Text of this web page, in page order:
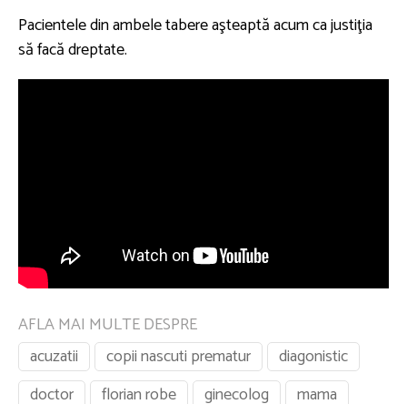
Pacientele din ambele tabere aşteaptă acum ca justiţia
să facă dreptate.
AFLA MAI MULTE DESPRE
acuzatii
copii nascuti prematur
diagonistic
doctor
florian robe ginecolog mama